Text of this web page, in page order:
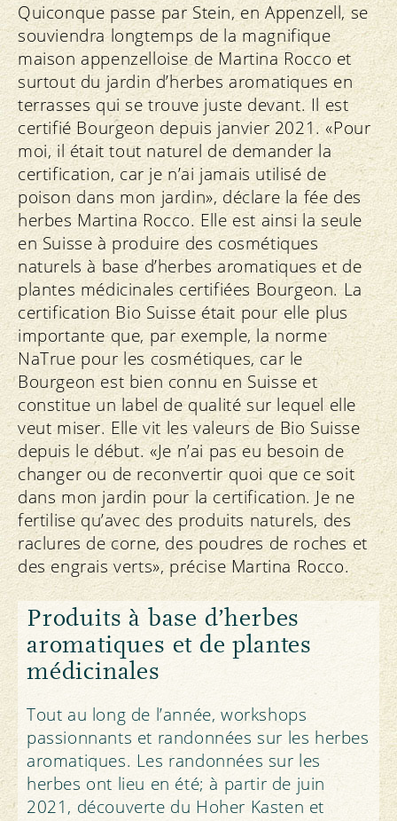
Quiconque passe par Stein, en Appenzell, se
souviendra longtemps de la magnifique
maison appenzelloise de Martina Rocco et
surtout du jardin d’herbes aromatiques en
terrasses qui se trouve juste devant. Il est
certifié Bourgeon depuis janvier 2021. «Pour
moi, il était tout naturel de demander la
certification, car je n’ai jamais utilisé de
poison dans mon jardin», déclare la fée des
herbes Martina Rocco. Elle est ainsi la seule
en Suisse à produire des cosmétiques
naturels à base d’herbes aromatiques et de
plantes médicinales certifiées Bourgeon. La
certification Bio Suisse était pour elle plus
importante que, par exemple, la norme
NaTrue pour les cosmétiques, car le
Bourgeon est bien connu en Suisse et
constitue un label de qualité sur lequel elle
veut miser. Elle vit les valeurs de Bio Suisse
depuis le début. «Je n’ai pas eu besoin de
changer ou de reconvertir quoi que ce soit
dans mon jardin pour la certification. Je ne
fertilise qu’avec des produits naturels, des
raclures de corne, des poudres de roches et
des engrais verts», précise Martina Rocco.
Produits à base d’herbes
aromatiques et de plantes
médicinales
Tout au long de l’année, workshops
passionnants et randonnées sur les herbes
aromatiques. Les randonnées sur les
herbes ont lieu en été; à partir de juin
2021, découverte du Hoher Kasten et